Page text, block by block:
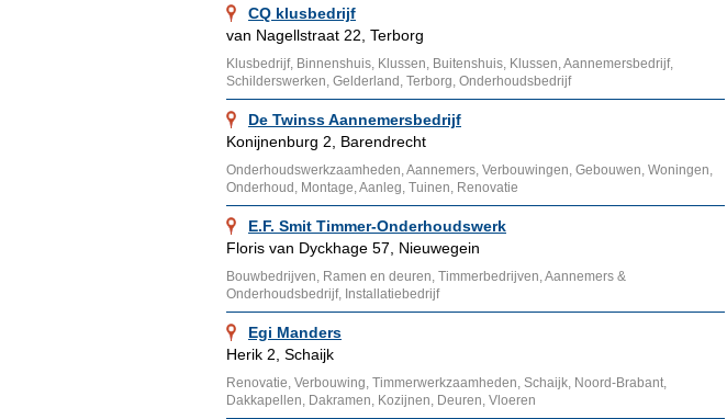
CQ klusbedrijf
van Nagellstraat 22, Terborg
Klusbedrijf, Binnenshuis, Klussen, Buitenshuis, Klussen, Aannemersbedrijf,
Schilderswerken, Gelderland, Terborg, Onderhoudsbedrijf
De Twinss Aannemersbedrijf
Konijnenburg 2, Barendrecht
Onderhoudswerkzaamheden, Aannemers, Verbouwingen, Gebouwen, Woningen,
Onderhoud, Montage, Aanleg, Tuinen, Renovatie
E.F. Smit Timmer-Onderhoudswerk
Floris van Dyckhage 57, Nieuwegein
Bouwbedrijven, Ramen en deuren, Timmerbedrijven, Aannemers &
Onderhoudsbedrijf, Installatiebedrijf
Egi Manders
Herik 2, Schaijk
Renovatie, Verbouwing, Timmerwerkzaamheden, Schaijk, Noord-Brabant,
Dakkapellen, Dakramen, Kozijnen, Deuren, Vloeren